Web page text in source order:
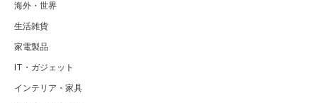
海外・世界
生活雑貨
家電製品
IT・ガジェット
インテリア・家具